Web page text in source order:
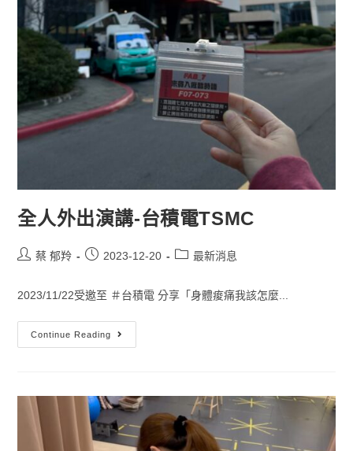
全人外出演講-台積電TSMC
蔡 郁羚 2023-12-20 最新消息
2023/11/22受邀至 ＃台積電 分享「身體痠痛我該怎麼...
Continue Reading